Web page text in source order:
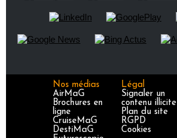
Nos médias
AirMaG
Brochures en
ligne
CruiseMaG
DestiMaG
Légal
Signaler un
contenu illicite
Plan du site
RGPD
Cookies